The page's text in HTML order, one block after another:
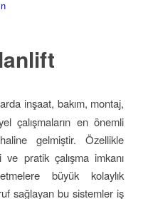
inşaat, bakım, montaj,
çalışmaların en önemli
gelmiştir. Özellikle
pratik çalışma imkanı
büyük kolaylık
sağlayan bu sistemler iş